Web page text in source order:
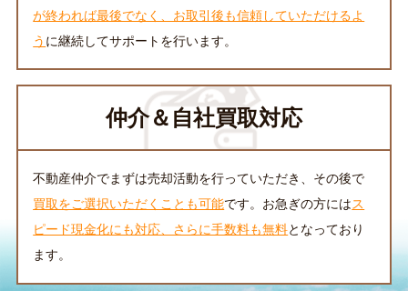
が終われば最後でなく、お取引後も信頼していただけるよ
う に継続してサポートを行います。
仲介＆自社買取対応
不動産仲介でまずは売却活動を行っていただき、その後で
買取をご選択いただくことも可能です。お急ぎの方にはス
ピード現金化にも対応、さらに手数料も無料となっており
ます。